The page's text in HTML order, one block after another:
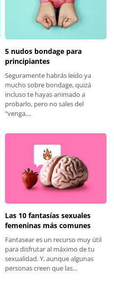
5 nudos bondage para
principiantes
Seguramente habrás leído ya
mucho sobre bondage, quizá
incluso te hayas animado a
probarlo, pero no sales del
“venga,...
Las 10 fantasías sexuales
femeninas más comunes
Fantasear es un recurso muy útil
para disfrutar al máximo de tu
sexualidad. Y, aunque algunas
personas creen que las...